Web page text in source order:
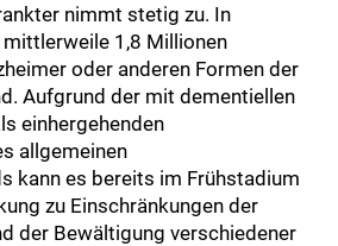
nimmt stetig zu. In
1,8 Millionen
oder anderen Formen der
Aufgrund der mit dementiellen
einhergehenden
allgemeinen
kann es bereits im Frühstadium
zu Einschränkungen der
der Bewältigung verschiedener